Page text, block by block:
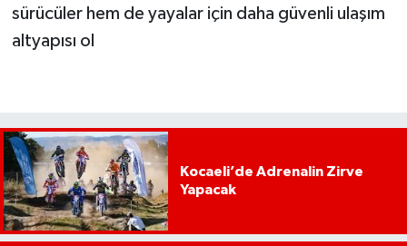
sürücüler hem de yayalar için daha güvenli ulaşım
altyapısı ol
Kocaeli’de Adrenalin Zirve
Yapacak